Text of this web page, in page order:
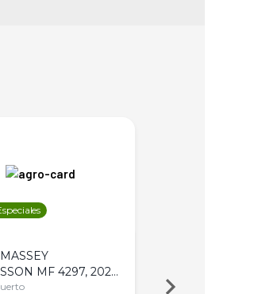
MF 4297, 2020,
Venado Tuerto